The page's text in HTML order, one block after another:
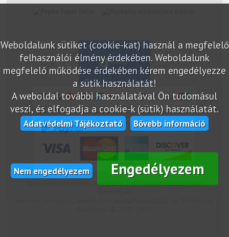
Weboldalunk sütiket (cookie-kat) használ a megfelelő
felhasználói élmény érdekében. Weboldalunk
megfelelő működése érdekében kérem engedélyezze
a sütik használatát!
A weboldal további használatával Ön tudomásul
veszi, és elfogadja a cookie-k (sütik) használatát.
Adatvédelmi Tájékoztató Bővebb információ
Nem engedélyezem Engedélyezem
Az oldalon feltüntetek árak bruttó árak. Az árváltoztatás jogát